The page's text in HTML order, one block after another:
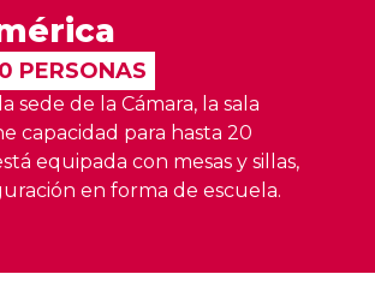
PERSONAS
sede de la Cámara, la sala
capacidad para hasta 20
equipada con mesas y sillas,
en forma de escuela.